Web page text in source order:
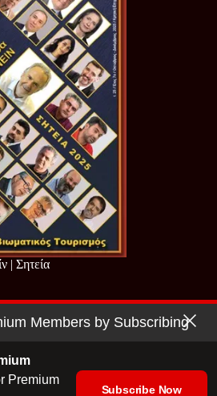
| Σητεία
| Κρητών Επιχειρείν
Members by Subscribing
Premium
Subscribe Now